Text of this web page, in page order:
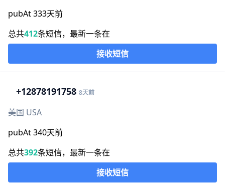
pubAt 333天前
总共412条短信，最新一条在
接收短信
+12878191758 8天前
美国 USA
pubAt 340天前
总共392条短信，最新一条在
接收短信